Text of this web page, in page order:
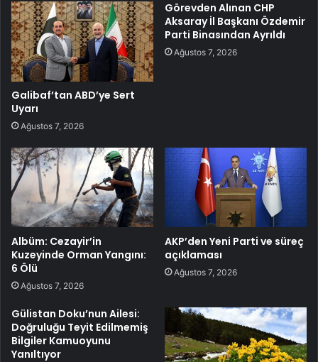
Galibaf’tan ABD’ye Sert
Uyarı
Ağustos 7, 2026
Görevden Alınan CHP
Aksaray İl Başkanı Özdemir
Parti Binasından Ayrıldı
Ağustos 7, 2026
Albüm: Cezayir’in
Kuzeyinde Orman Yangını:
6 Ölü
Ağustos 7, 2026
AKP’den Yeni Parti ve süreç
açıklaması
Ağustos 7, 2026
Gülistan Doku’nun Ailesi:
Doğruluğu Teyit Edilmemiş
Bilgiler Kamuoyunu
Yanıltıyor